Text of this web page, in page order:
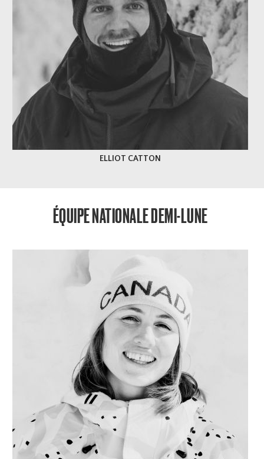
ELLIOT CATTON
ÉQUIPE NATIONALE DEMI-LUNE